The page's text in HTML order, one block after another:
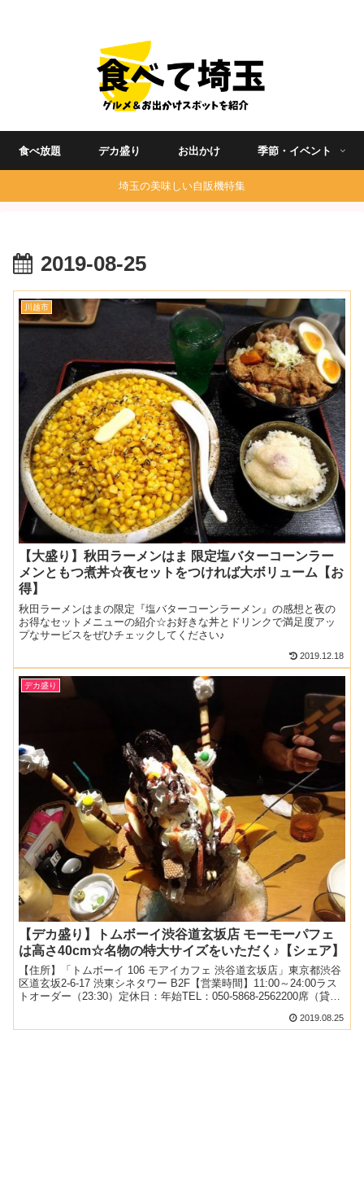
食べ放題 デカ盛り お出かけ 季節・イベント
埼玉の美味しい自販機特集
2019-08-25
川越市
【大盛り】秋田ラーメンはま 限定塩バターコーンラー
メンともつ煮丼☆夜セットをつければ大ボリューム【お
得】
秋田ラーメンはまの限定『塩バターコーンラーメン』の感想と夜の
お得なセットメニューの紹介☆お好きな丼とドリンクで満足度アッ
プなサービスをぜひチェックしてください♪
2019.12.18
デカ盛り
【デカ盛り】トムボーイ渋谷道玄坂店 モーモーパフェ
は高さ40cm☆名物の特大サイズをいただく♪【シェア】
【住所】「トムボーイ 106 モアイカフェ 渋谷道玄坂店」東京都渋谷
区道玄坂2-6-17 渋東シネタワー B2F【営業時間】11:00～24:00ラス
トオーダー（23:30）定休日：年始TEL：050-5868-2562200席（貸し
2019.08.25